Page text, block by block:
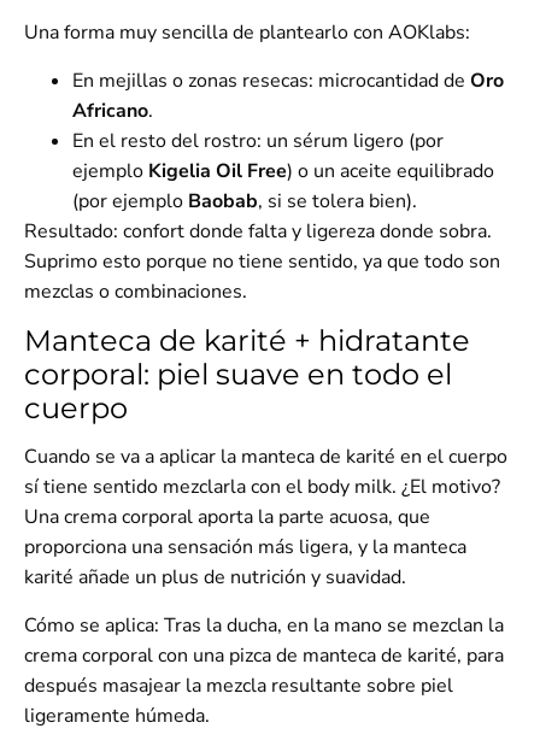
Una forma muy sencilla de plantearlo con AOKlabs:
En mejillas o zonas resecas: microcantidad de Oro
Africano.
En el resto del rostro: un sérum ligero (por
ejemplo Kigelia Oil Free) o un aceite equilibrado
(por ejemplo Baobab, si se tolera bien).
Resultado: confort donde falta y ligereza donde sobra.
Suprimo esto porque no tiene sentido, ya que todo son
mezclas o combinaciones.
Manteca de karité + hidratante
corporal: piel suave en todo el
cuerpo
Cuando se va a aplicar la manteca de karité en el cuerpo
sí tiene sentido mezclarla con el body milk. ¿El motivo?
Una crema corporal aporta la parte acuosa, que
proporciona una sensación más ligera, y la manteca
karité añade un plus de nutrición y suavidad.
Cómo se aplica: Tras la ducha, en la mano se mezclan la
crema corporal con una pizca de manteca de karité, para
después masajear la mezcla resultante sobre piel
ligeramente húmeda.